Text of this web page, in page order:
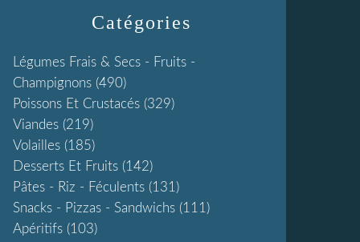
Catégories
Légumes Frais & Secs - Fruits -
Champignons (490)
Poissons Et Crustacés (329)
Viandes (219)
Volailles (185)
Desserts Et Fruits (142)
Pâtes - Riz - Féculents (131)
Snacks - Pizzas - Sandwichs (111)
Apéritifs (103)